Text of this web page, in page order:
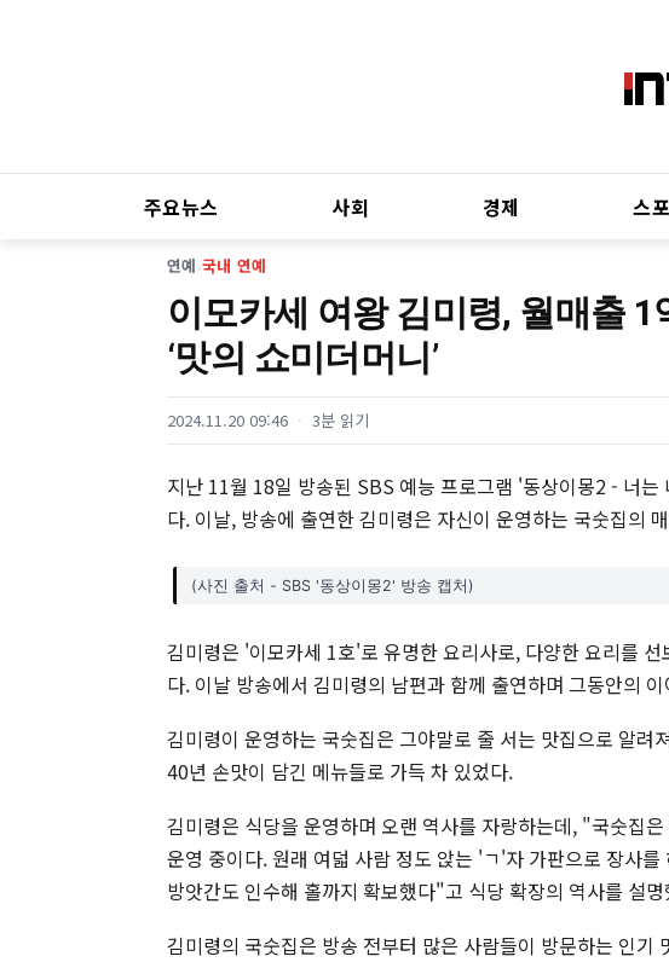
주요뉴스 사회 경제 스
연예›국내 연예
이모카세 여왕 김미령, 월매출
‘맛의 쇼미더머니’
2024.11.20 09:46 3분 읽기
지난 11월 18일 방송된 SBS 예능 프로그램 '동상이몽2 - 너
다. 이날, 방송에 출연한 김미령은 자신이 운영하는 국숫집의
(사진 출처 - SBS '동상이몽2' 방송 캡처)
김미령은 '이모카세 1호'로 유명한 요리사로, 다양한 요리를
다. 이날 방송에서 김미령의 남편과 함께 출연하며 그동안의
김미령이 운영하는 국숫집은 그야말로 줄 서는 맛집으로 알려
40년 손맛이 담긴 메뉴들로 가득 차 있었다.
김미령은 식당을 운영하며 오랜 역사를 자랑하는데, "국숫집
운영 중이다. 원래 여덟 사람 정도 앉는 'ㄱ'자 가판으로 장사
방앗간도 인수해 홀까지 확보했다"고 식당 확장의 역사를 설
김미령의 국숫집은 방송 전부터 많은 사람들이 방문하는 인기